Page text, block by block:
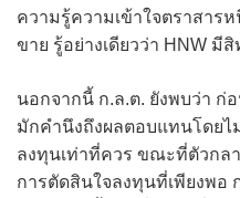
ความรู้ความเข้าใจตราสาร
ขาย รู้อย่างเดียวว่า HNW มี
นอกจากนี้ ก.ล.ต. ยังพบว่า
มักคำนึงถึงผลตอบแทนโดยไ
ลงทุนเท่าที่ควร ขณะที่ตัวกล
การตัดสินใจลงทุนที่เพียงพอ